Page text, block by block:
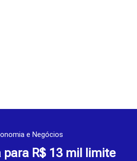
e Negócios
para R$ 13 mil limite